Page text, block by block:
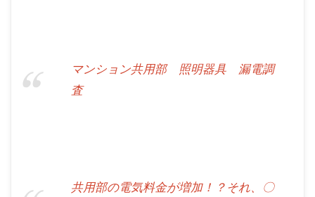
マンション共用部 照明器具 漏電調
査
共用部の電気料金が増加！？それ、〇